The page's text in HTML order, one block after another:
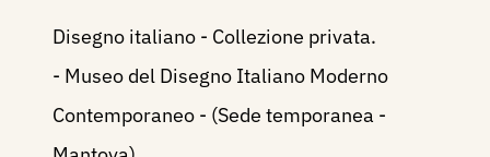
Disegno italiano - Collezione privata.
- Museo del Disegno Italiano Moderno
Contemporaneo - (Sede temporanea -